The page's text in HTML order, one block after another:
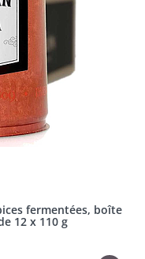
fermentées, boîte
12 x 110 g